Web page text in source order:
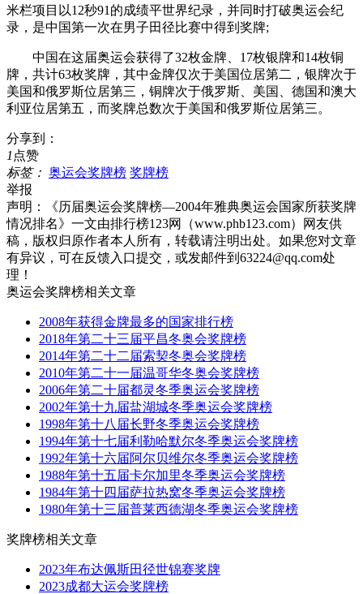
米栏项目以12秒91的成绩平世界纪录，并同时打破奥运会纪
录，是中国第一次在男子田径比赛中得到奖牌;
中国在这届奥运会获得了32枚金牌、17枚银牌和14枚铜
牌，共计63枚奖牌，其中金牌仅次于美国位居第二，银牌次于
美国和俄罗斯位居第三，铜牌次于俄罗斯、美国、德国和澳大
利亚位居第五，而奖牌总数次于美国和俄罗斯位居第三。
分享到：
1 点赞
标签： 奥运会奖牌榜 奖牌榜
举报
声明：
《历届奥运会奖牌榜—2004年雅典奥运会国家所获奖牌
情况排名》一文由排行榜123网（www.phb123.com）网友供
稿，版权归原作者本人所有，转载请注明出处。如果您对文章
有异议，可在反馈入口提交，或发邮件到63224@qq.com处
理！
奥运会奖牌榜相关文章
2008年获得金牌最多的国家排行榜
2018年第二十三届平昌冬奥会奖牌榜
2014年第二十二届索契冬奥会奖牌榜
2010年第二十一届温哥华冬奥会奖牌榜
2006年第二十届都灵冬季奥运会奖牌榜
2002年第十九届盐湖城冬季奥运会奖牌榜
1998年第十八届长野冬季奥运会奖牌榜
1994年第十七届利勒哈默尔冬季奥运会奖牌榜
1992年第十六届阿尔贝维尔冬季奥运会奖牌榜
1988年第十五届卡尔加里冬季奥运会奖牌榜
1984年第十四届萨拉热窝冬季奥运会奖牌榜
1980年第十三届普莱西德湖冬季奥运会奖牌榜
奖牌榜相关文章
2023年布达佩斯田径世锦赛奖牌
2023成都大运会奖牌榜